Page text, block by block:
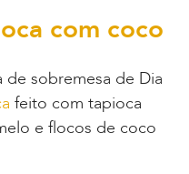
com coco
de sobremesa de Dia
feito com tapioca
e flocos de coco